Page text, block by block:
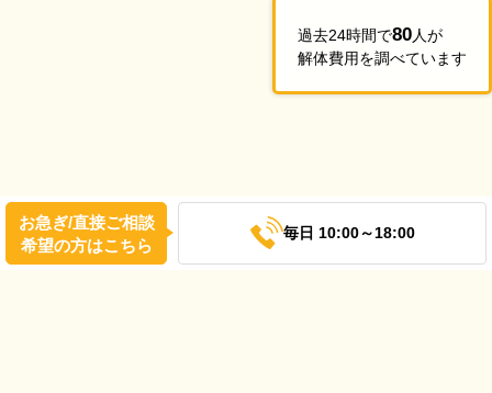
過去24時間で80人が
解体費用を調べています
お急ぎ/直接ご相談
希望の方はこちら
毎日 10:00～18:00